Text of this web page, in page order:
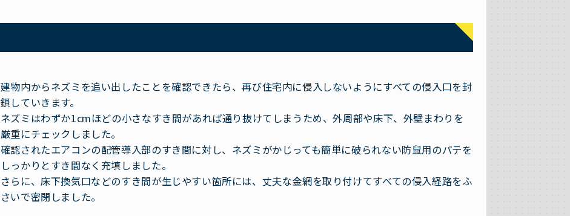
建物内からネズミを追い出したことを確認できたら、再び住宅内に侵入しないようにすべての侵入口を封
鎖していきます。
ネズミはわずか1cmほどの小さなすき間があれば通り抜けてしまうため、外周部や床下、外壁まわりを
厳重にチェックしました。
確認されたエアコンの配管導入部のすき間に対し、ネズミがかじっても簡単に破られない防鼠用のパテを
しっかりとすき間なく充填しました。
さらに、床下換気口などのすき間が生じやすい箇所には、丈夫な金網を取り付けてすべての侵入経路をふ
さいで密閉しました。